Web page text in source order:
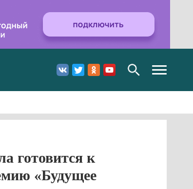
Toggle
navigation
готовится к
«Будущее